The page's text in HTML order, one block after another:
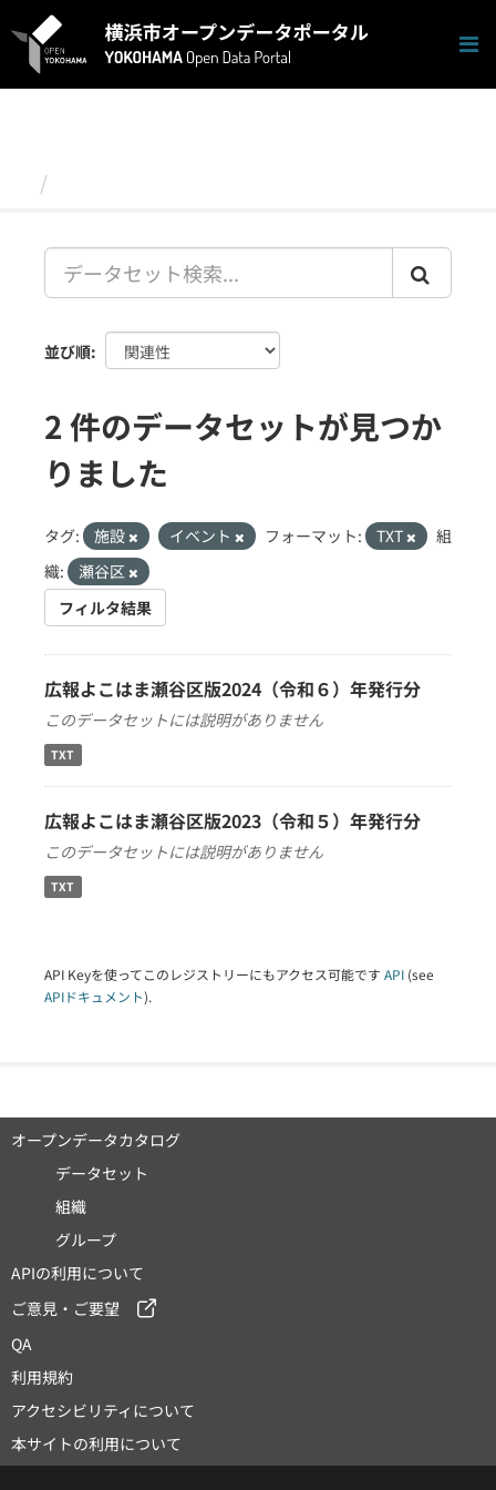
キ
並び順
2 件のデータセットが見つか
りました
タグ: 施設 イベント フォーマット: TXT
組
織:
瀬谷区
フィルタ結果
広報よこはま瀬谷区版2024（令和６）年発行分
このデータセットには説明がありません
TXT
広報よこはま瀬谷区版2023（令和５）年発行分
このデータセットには説明がありません
TXT
API Keyを使ってこのレジストリーにもアクセス可能です API (see
APIドキュメント).
オープンデータカタログ
データセット
組織
グループ
APIの利用について
ご意見・ご要望
QA
利用規約
アクセシビリティについて
本サイトの利用について